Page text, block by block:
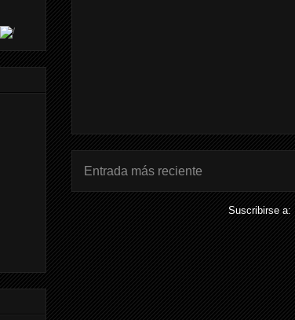
Entrada más reciente
Suscribirse a: